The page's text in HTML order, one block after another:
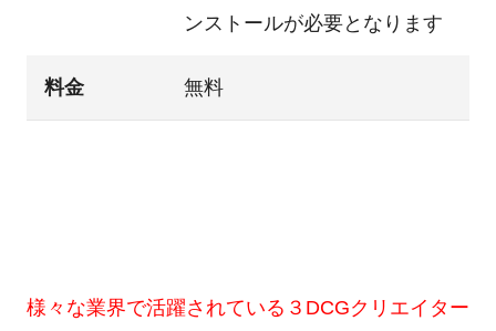
ンストールが必要となります
料金 無料
様々な業界で活躍されている３DCGクリエイター